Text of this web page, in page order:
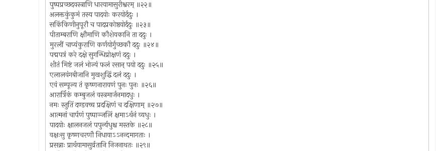
पुष्पप्रच्छदवस्त्राणि धारयामासुरीश्वरम् ॥२२॥
अलक्तकुंकुमं तस्य पादयोः करयोर्ददुः ।
सकिंकिणीनुपूरौ च पादप्रकोष्ठयोर्ददुः ॥२३॥
पीताम्बराणि क्षौमाणि कौशेयकानि ता ददुः ।
मुरलीं चाप्यंकुराणि कर्णयोर्गुच्छकौ ददुः ॥२४॥
पद्मपत्रं करे दक्षे सुगन्धिप्रोक्षणं ददुः ।
शीतं मिष्टं जलं भोज्यं फलं रसान् पयो ददुः ॥२५॥
एलालवंगबीजानि मुखशुद्धिं दलं ददुः ।
एवं सम्पूज्य तं कृष्णनारायणं पुनः पुनः ॥२६॥
आरार्त्रिकं कम्बुजलं वस्त्रमार्जनमादधुः ।
नमः स्तुतिं दण्डवच्च प्रदक्षिणं च दक्षिणाम् ॥२७॥
आत्मनां चार्पणं पुष्पाञ्जलिं क्षमाऽर्थनं व्यधुः ।
पादयोः क्षालनजलं पपुर्न्यधुश्च मस्तके ॥२८॥
वक्षःसु कृष्णचरणौ निधायाऽऽनन्दमागताः ।
प्रसन्नाः प्रार्थयामासुर्व्रतानि निजनाथतः ॥२९॥